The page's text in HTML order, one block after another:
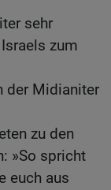
sehr
zum
der Midianiter
zu den
»So spricht
euch aus